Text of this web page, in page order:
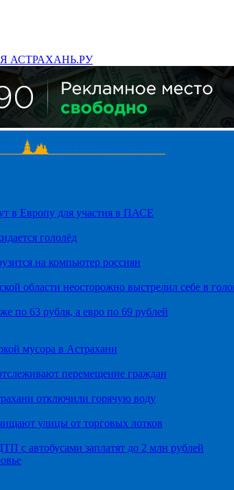
АСТРАХАНЬ.РУ
в Европу для участия в ПАСЕ
гололёд
на компьютер россиян
области неосторожно выстрелил себе в
по 63 рубля, а евро по 69 рублей
мусора в Астрахани
перемещение граждан
отключили горячую воду
улицы от торговых лотков
с автобусами заплатят до 2 млн рублей